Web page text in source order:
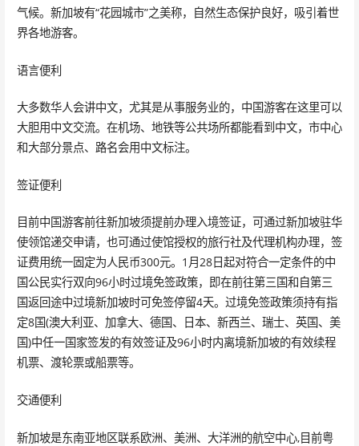
气候。新加坡有“花园城市”之美称，自然生态保护良好，吸引着世
界各地游客。
语言便利
大多数华人会讲中文，尤其是从事服务业的，中国游客在这里可以
大胆用中文交流。在机场、地铁等公共场所都能看到中文，市中心
和大部分景点、路名会用中文标注。
签证便利
目前中国游客前往新加坡须提前办理入境签证，可通过新加坡驻华
使领馆递交申请，也可通过使馆授权的旅行社及代理机构办理，签
证费用统一固定为人民币300元。1月28日起对符合一定条件的中
国公民实行双向96小时过境免签政策，即在前往第三国和自第三
国返回途中过境新加坡时可免签停留4天。过境免签政策须持有指
定8国(澳大利亚、加拿大、德国、日本、新西兰、瑞士、英国、美
国)中任一国家签发的有效签证及96小时内离境新加坡的有效续程
机票、渡轮票或船票等。
交通便利
新加坡是东南亚地区联系欧洲、美洲、大洋洲的航空中心,目前粤